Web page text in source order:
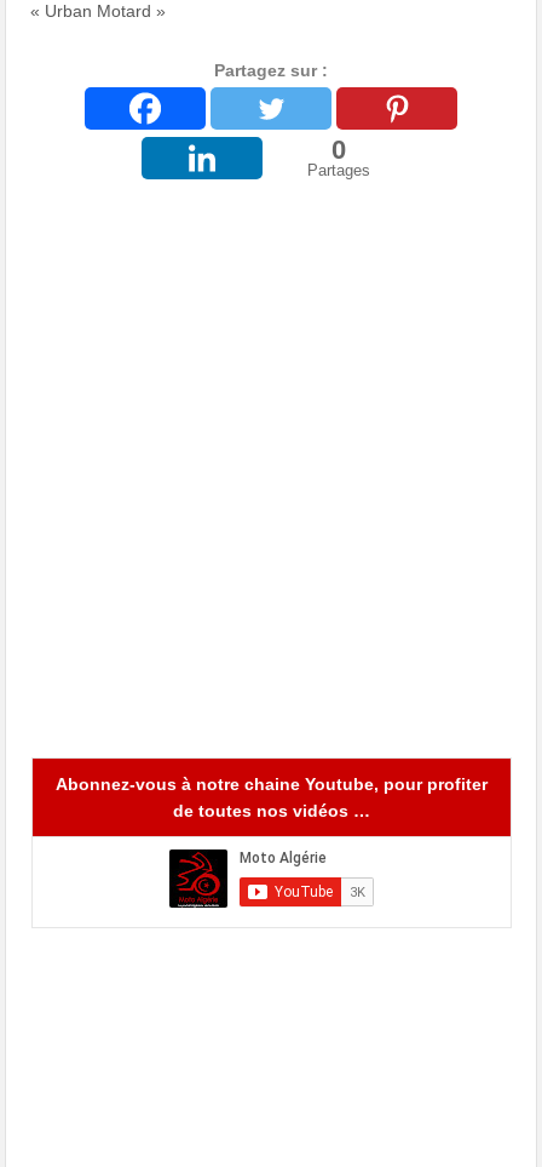
« Urban Motard »
Partagez sur :
0
Partages
Abonnez-vous à notre chaine Youtube, pour profiter
de toutes nos vidéos …